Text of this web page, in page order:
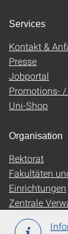
Services
Kontakt &
Presse
Jobportal
Promotions-
Uni-Shop
Organisation
Rektorat
Fakultäten
Einrichtungen
Zentrale